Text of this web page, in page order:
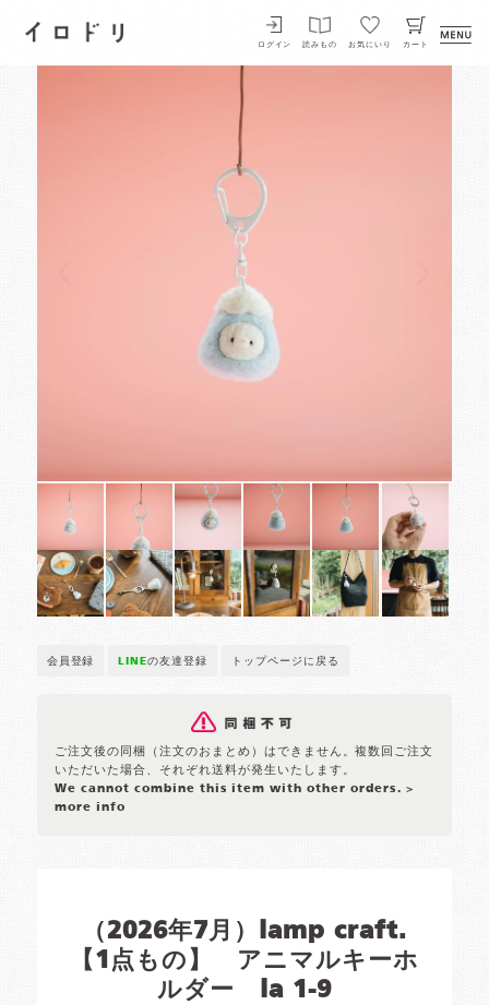
イロドリ
ログイン 読みもの お気にいり カート
会員登録 LINEの友達登録 トップページに戻る
ご注文後の同梱（注文のおまとめ）はできません。複数回ご注文
いただいた場合、それぞれ送料が発生いたします。
We cannot combine this item with other orders. >
more info
（2026年7月）lamp craft.
【1点もの】 アニマルキーホ
ルダー la 1-9